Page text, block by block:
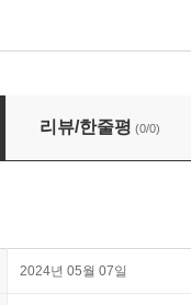
라 옵스큐라) - Look
리뷰/한줄평 (0/0)
2024년 05월 07일